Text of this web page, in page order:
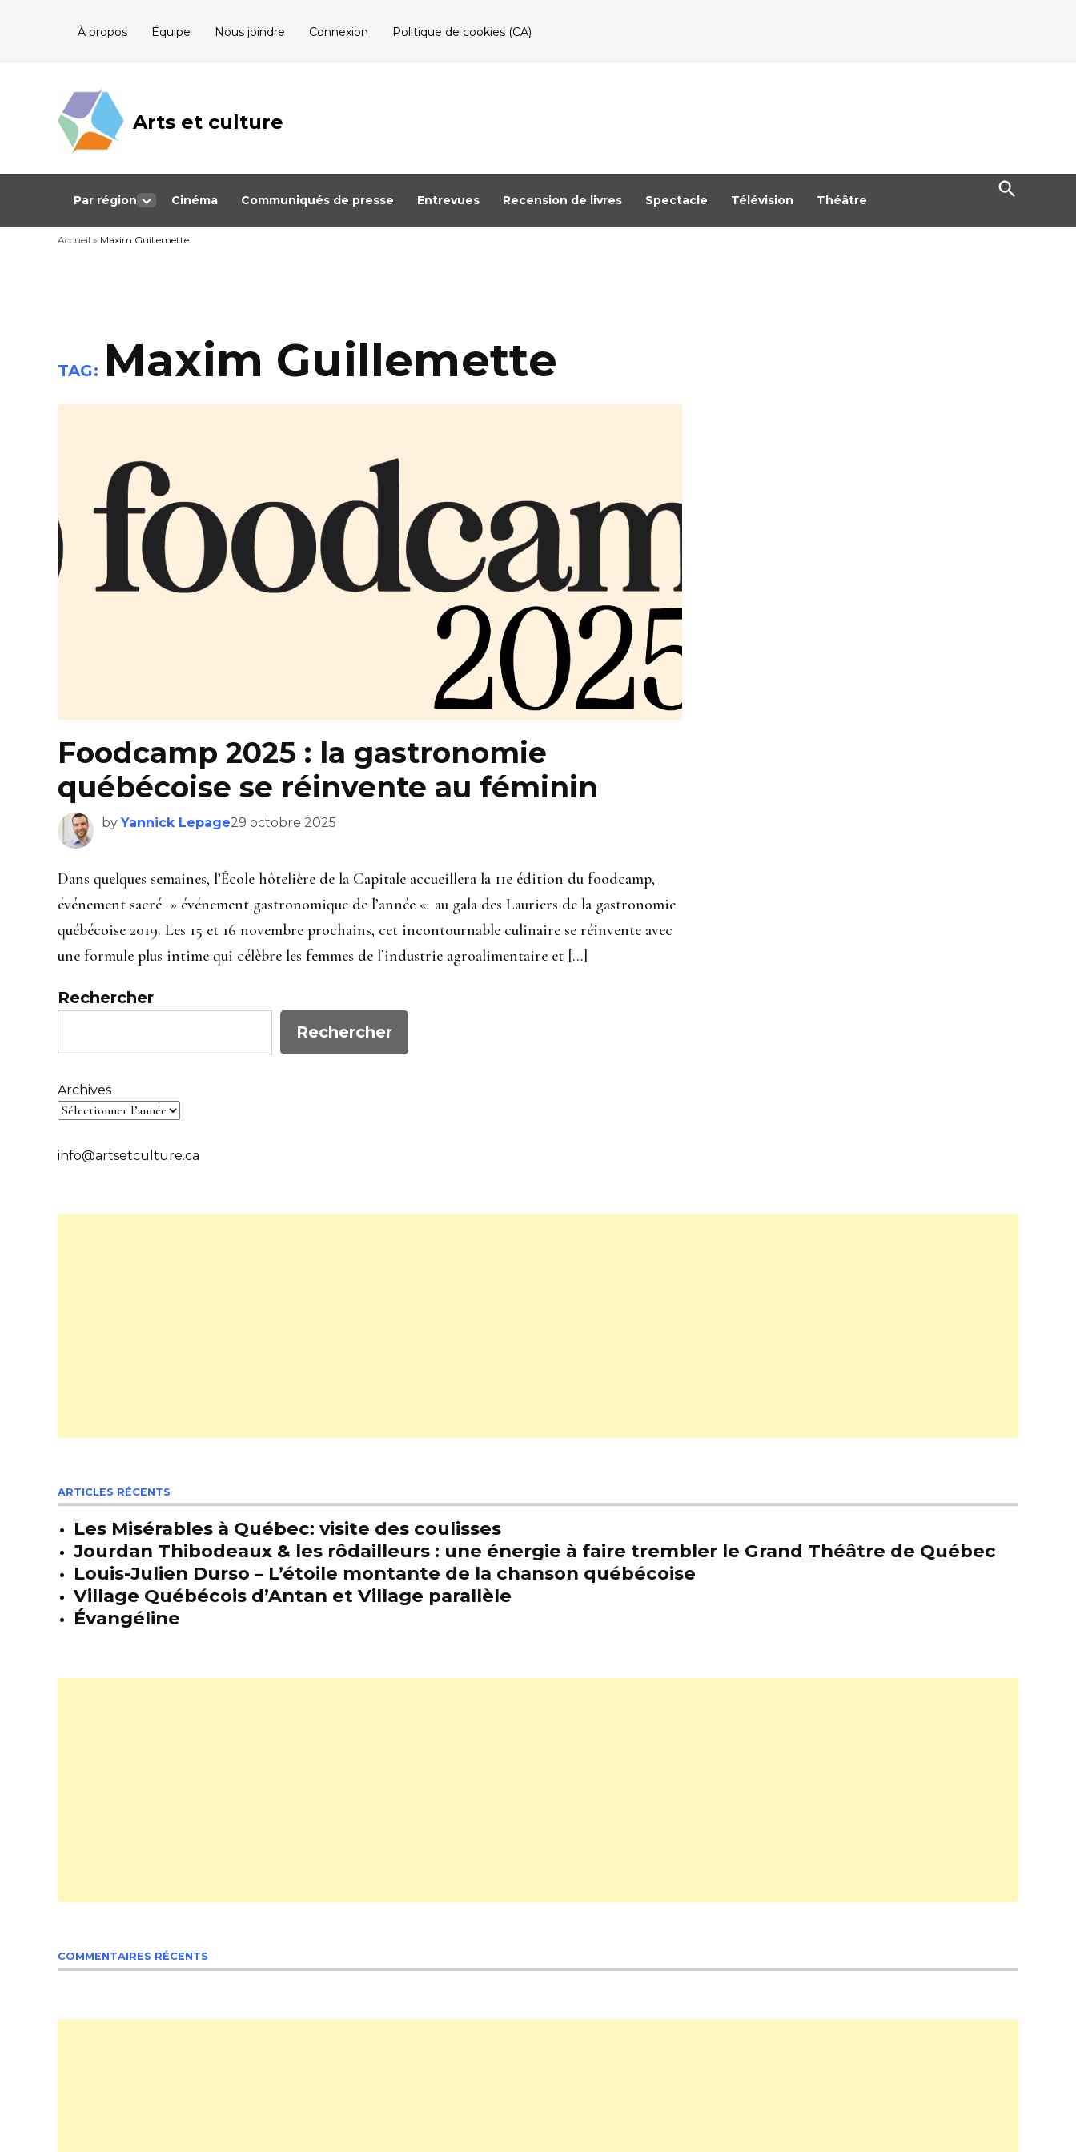
À propos Équipe Nous joindre Connexion Politique de cookies (CA)
Arts et culture
Journalisme
Québec
Par région
dropdown
menu
Cinéma Communiqués de presse Entrevues Recension de livres Spectacle Télévision Théâtre
Open
Search
Accueil » Maxim Guillemette
TAG: Maxim Guillemette
Foodcamp 2025 : la gastronomie
québécoise se réinvente au féminin
by Yannick Lepage29 octobre 2025
Dans quelques semaines, l’École hôtelière de la Capitale accueillera la 11e édition du foodcamp,
événement sacré » événement gastronomique de l’année « au gala des Lauriers de la gastronomie
québécoise 2019. Les 15 et 16 novembre prochains, cet incontournable culinaire se réinvente avec
une formule plus intime qui célèbre les femmes de l’industrie agroalimentaire et […]
Rechercher
Rechercher
Archives
info@artsetculture.ca
ARTICLES RÉCENTS
Les Misérables à Québec: visite des coulisses
Jourdan Thibodeaux & les rôdailleurs : une énergie à faire trembler le Grand Théâtre de Québec
Louis-Julien Durso – L’étoile montante de la chanson québécoise
Village Québécois d’Antan et Village parallèle
Évangéline
COMMENTAIRES RÉCENTS